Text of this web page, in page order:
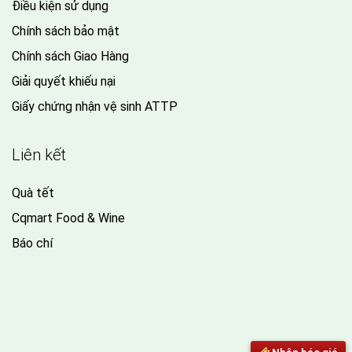
Điều kiện sử dụng
Chính sách bảo mật
Chính sách Giao Hàng
Giải quyết khiếu nại
Giấy chứng nhận vệ sinh ATTP
Liên kết
Quà tết
Cqmart Food & Wine
Báo chí